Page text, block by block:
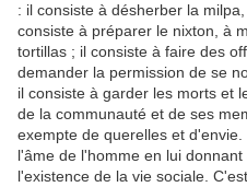
: il consiste à désherber la
consiste à préparer le nixton, à
tortillas ; il consiste à faire des
demander la permission de se
il consiste à garder les morts et
de la communauté et de ses
exempte de querelles et
l'âme de l'homme en lui
l'existence de la vie sociale.